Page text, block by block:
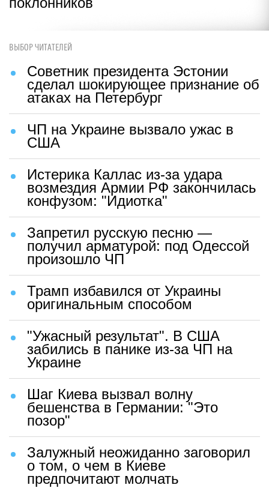
ВЫБОР ЧИТАТЕЛЕЙ
Советник президента Эстонии
сделал шокирующее признание об
атаках на Петербург
ЧП на Украине вызвало ужас в
США
Истерика Каллас из-за удара
возмездия Армии РФ закончилась
конфузом: "Идиотка"
Запретил русскую песню —
получил арматурой: под Одессой
произошло ЧП
Трамп избавился от Украины
оригинальным способом
"Ужасный результат". В США
забились в панике из-за ЧП на
Украине
Шаг Киева вызвал волну
бешенства в Германии: "Это
позор"
Залужный неожиданно заговорил
о том, о чем в Киеве
предпочитают молчать